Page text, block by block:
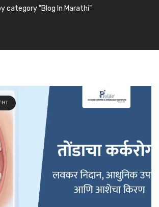
category "Blog In Marathi"